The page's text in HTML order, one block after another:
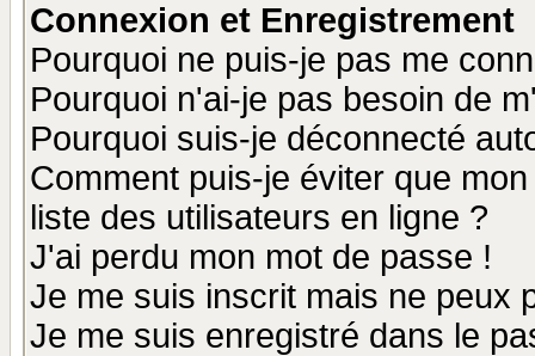
Connexion et Enregistrement
Pourquoi ne puis-je pas me
Pourquoi n'ai-je pas besoin de
Pourquoi suis-je déconnecté
Comment puis-je éviter que
liste des utilisateurs en ligne ?
J'ai perdu mon mot de passe !
Je me suis inscrit mais ne peux
Je me suis enregistré dans le